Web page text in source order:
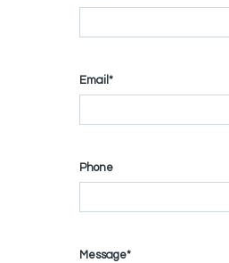
Email*
Phone
Message*